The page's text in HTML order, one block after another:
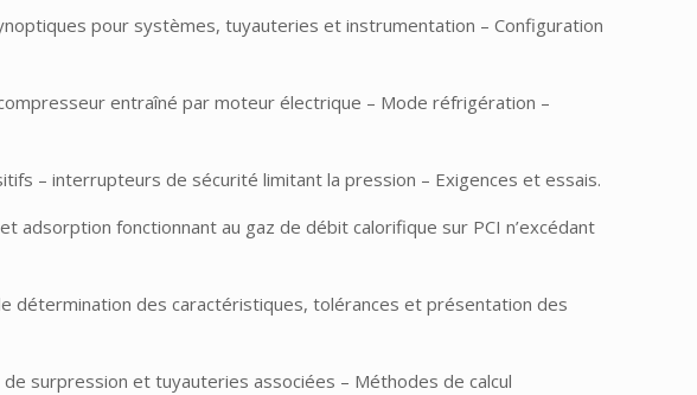
pour systèmes, tuyauteries et instrumentation – Configuration
entraîné par moteur électrique – Mode réfrigération –
– interrupteurs de sécurité limitant la pression – Exigences et essais.
adsorption fonctionnant au gaz de débit calorifique sur PCI n’excédant
détermination des caractéristiques, tolérances et présentation des
surpression et tuyauteries associées – Méthodes de calcul